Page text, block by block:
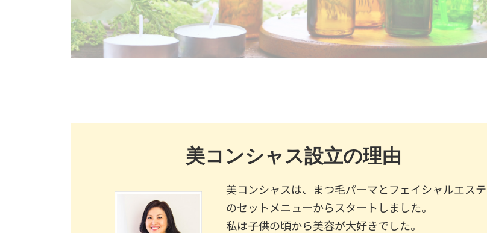
美コンシャス設立の理由
美コンシャスは、まつ毛パーマとフェイシャルエステ
のセットメニューからスタートしました。
私は子供の頃から美容が大好きでした。